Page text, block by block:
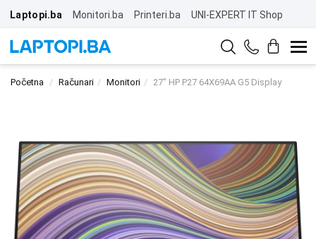
Laptopi.ba Monitori.ba Printeri.ba UNI-EXPERT IT Shop
Početna Računari Monitori 27" HP P27 64X69AA G5 Display